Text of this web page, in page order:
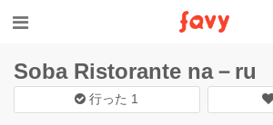
Soba Ristorante na－ru
行った 1